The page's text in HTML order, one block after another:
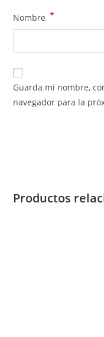
Nombre *
Guarda mi nombre,
navegador para la
Productos